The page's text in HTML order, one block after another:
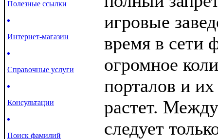
Полезные ссылки
Интернет-магазин
Справочные услуги
Консультации
Поиск фамилий
игровые
время в сети
огромное
порталов и
растет.
следует